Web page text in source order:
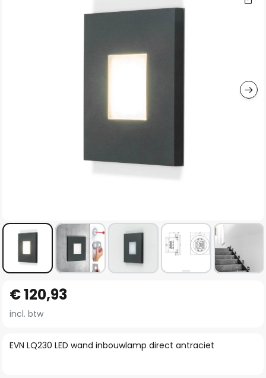
naar
het
van
EVN LQ230 LED wand inbouwlamp direct antraciet
€ 120,93
incl. btw